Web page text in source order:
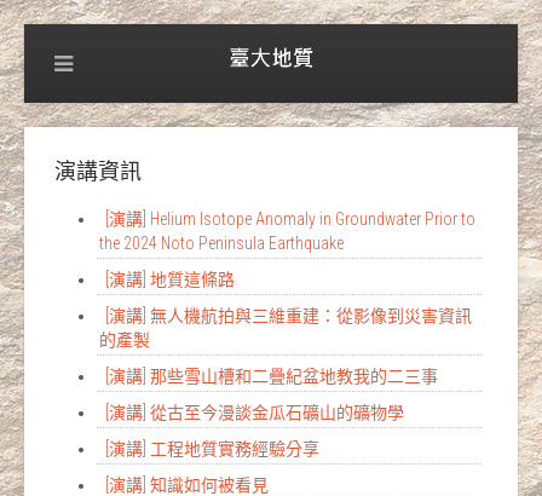
演講資訊
[演講] Helium Isotope Anomaly in Groundwater Prior to
the 2024 Noto Peninsula Earthquake
[演講] 地質這條路
[演講] 無人機航拍與三維重建：從影像到災害資訊
的產製
[演講] 那些雪山槽和二疊紀盆地教我的二三事
[演講] 從古至今漫談金瓜石礦山的礦物學
[演講] 工程地質實務經驗分享
[演講] 知識如何被看見